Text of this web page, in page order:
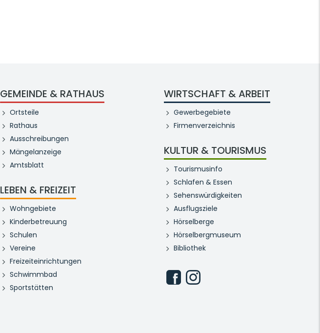
GEMEINDE & RATHAUS
Ortsteile
Rathaus
Ausschreibungen
Mängelanzeige
Amtsblatt
LEBEN & FREIZEIT
Wohngebiete
Kinderbetreuung
Schulen
Vereine
Freizeiteinrichtungen
Schwimmbad
Sportstätten
WIRTSCHAFT & ARBEIT
Gewerbegebiete
Firmenverzeichnis
KULTUR & TOURISMUS
Tourismusinfo
Schlafen & Essen
Sehenswürdigkeiten
Ausflugsziele
Hörselberge
Hörselbergmuseum
Bibliothek